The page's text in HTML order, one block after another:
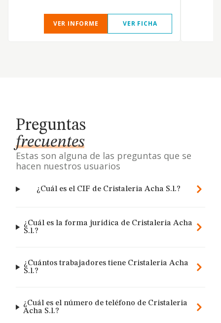
VER INFORME VER FICHA
Preguntas
frecuentes
Estas son alguna de las preguntas que se
hacen nuestros usuarios
¿Cuál es el CIF de Cristaleria Acha S.l.?
¿Cuál es la forma jurídica de Cristaleria Acha
S.l.?
¿Cuántos trabajadores tiene Cristaleria Acha
S.l.?
¿Cuál es el número de teléfono de Cristaleria
Acha S.l.?